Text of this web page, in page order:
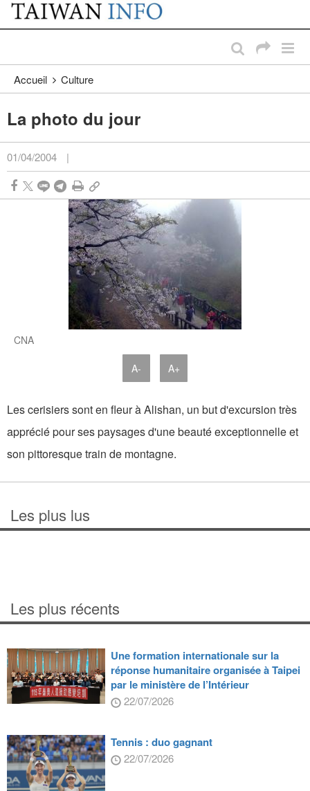
Passer au contenu principal
:::
Accueil Culture
La photo du jour
01/04/2004 |
CNA
A- A+
Les cerisiers sont en fleur à Alishan, un but d'excursion très
apprécié pour ses paysages d'une beauté exceptionnelle et
son pittoresque train de montagne.
Les plus lus
Les plus récents
Une formation internationale sur la
réponse humanitaire organisée à Taipei
par le ministère de l’Intérieur
22/07/2026
Tennis : duo gagnant
22/07/2026